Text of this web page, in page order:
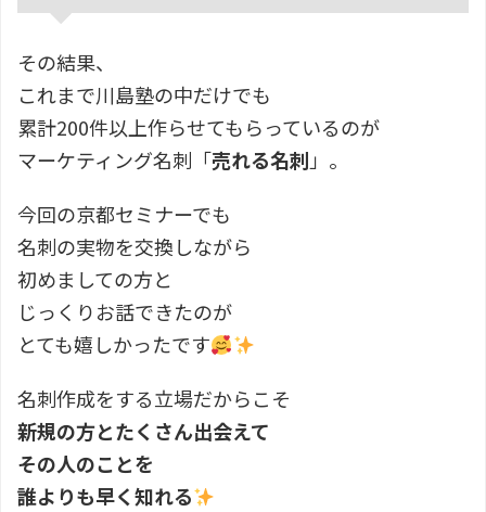
その結果、
これまで川島塾の中だけでも
累計200件以上作らせてもらっているのが
マーケティング名刺「売れる名刺」。
今回の京都セミナーでも
名刺の実物を交換しながら
初めましての方と
じっくりお話できたのが
とても嬉しかったです
名刺作成をする立場だからこそ
新規の方とたくさん出会えて
その人のことを
誰よりも早く知れる